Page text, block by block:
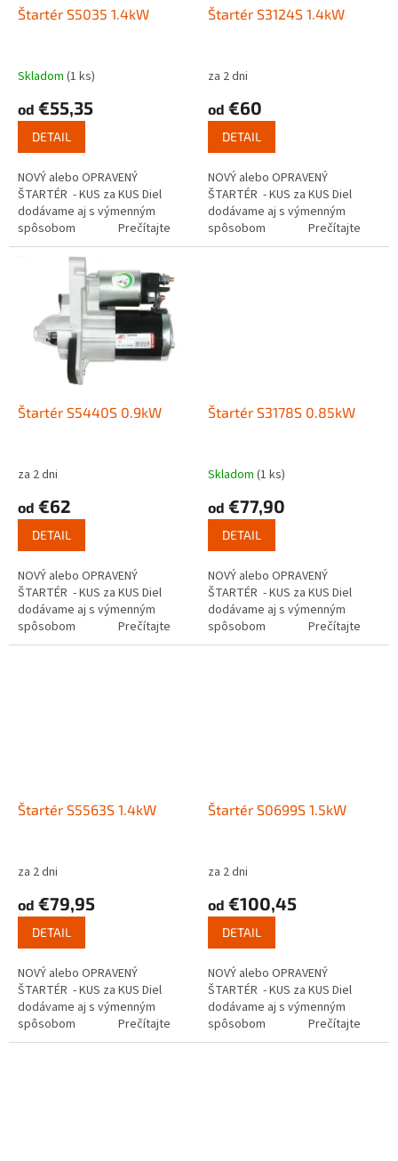
Štartér S5035 1.4kW
Skladom (1 ks)
od €55,35
DETAIL
NOVÝ alebo OPRAVENÝ
ŠTARTÉR - KUS za KUS Diel
dodávame aj s výmenným
spôsobom Prečítajte
si ako funguje...
Štartér S3124S 1.4kW
za 2 dni
od €60
DETAIL
NOVÝ alebo OPRAVENÝ
ŠTARTÉR - KUS za KUS Diel
dodávame aj s výmenným
spôsobom Prečítajte
si ako funguje...
Štartér S5440S 0.9kW
za 2 dni
od €62
DETAIL
NOVÝ alebo OPRAVENÝ
ŠTARTÉR - KUS za KUS Diel
dodávame aj s výmenným
spôsobom Prečítajte
si ako funguje...
Štartér S3178S 0.85kW
Skladom (1 ks)
od €77,90
DETAIL
NOVÝ alebo OPRAVENÝ
ŠTARTÉR - KUS za KUS Diel
dodávame aj s výmenným
spôsobom Prečítajte
si ako funguje...
Štartér S5563S 1.4kW
za 2 dni
od €79,95
DETAIL
NOVÝ alebo OPRAVENÝ
ŠTARTÉR - KUS za KUS Diel
dodávame aj s výmenným
spôsobom Prečítajte
si ako funguje...
Štartér S0699S 1.5kW
za 2 dni
od €100,45
DETAIL
NOVÝ alebo OPRAVENÝ
ŠTARTÉR - KUS za KUS Diel
dodávame aj s výmenným
spôsobom Prečítajte
si ako funguje...